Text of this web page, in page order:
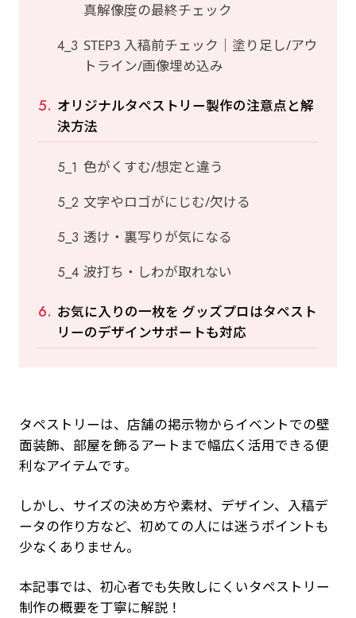
真解像度の最終チェック
STEP3 入稿前チェック｜塗り足し/アウ
トライン/画像埋め込み
オリジナルタペストリー製作の注意点と解
決方法
色がくすむ/想定と違う
文字やロゴがにじむ/欠ける
透け・裏写りが気になる
波打ち・しわが取れない
お気に入りの一枚を グッズプロはタペスト
リーのデザインサポートも対応
タペストリーは、店舗の掲示物からイベントでの壁
面装飾、部屋を飾るアートまで幅広く活用できる便
利なアイテムです。
しかし、サイズの決め方や素材、デザイン、入稿デ
ータの作り方など、初めての人には迷うポイントも
少なくありません。
本記事では、初心者でも失敗しにくいタペストリー
制作の概要を丁寧に解説！